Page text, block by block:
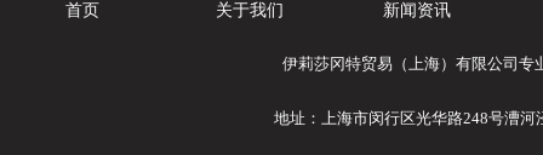
首页 关于我们 新闻资讯
伊莉莎冈特贸易（上海）有限公司专
地址：上海市闵行区光华路248号漕